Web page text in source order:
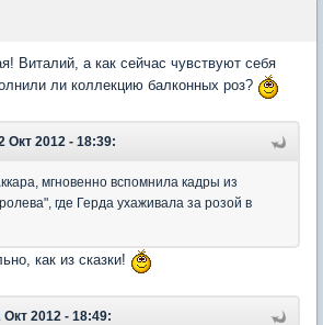
Виталий, а как сейчас чувствуют себя
ли коллекцию балконных роз?
Окт 2012 - 18:39:
мгновенно вспомнила кадры из
где Герда ухаживала за розой в
как из сказки!
2012 - 18:49: